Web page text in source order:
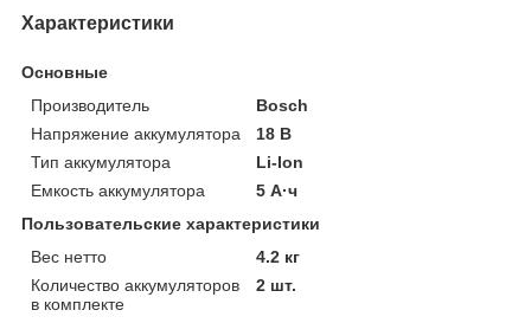
Характеристики
Основные
Производитель
Bosch
Напряжение аккумулятора
18 В
Тип аккумулятора
Li-Ion
Емкость аккумулятора
5 А·ч
Пользовательские характеристики
Вес нетто
4.2 кг
Количество аккумуляторов
в комплекте
2 шт.